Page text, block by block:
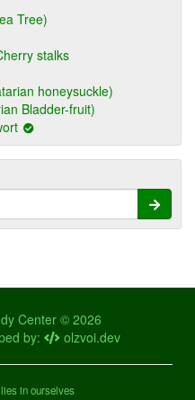
Tree)
stalks
honeysuckle)
Bladder-fruit)
Center © 2026
by: olzvoi.dev
in ourselves